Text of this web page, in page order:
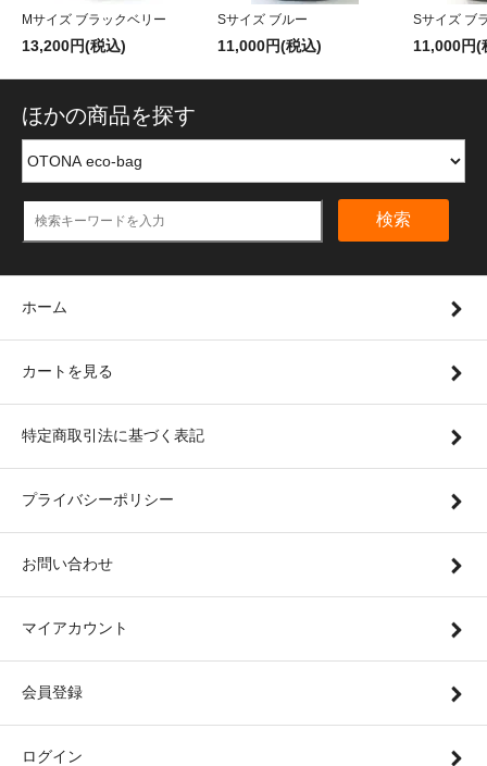
Mサイズ ブラックベリー
13,200円(税込)
Sサイズ ブルー
11,000円(税込)
Sサイズ ブ
11,000円(
ほかの商品を探す
検索
ホーム
カートを見る
特定商取引法に基づく表記
プライバシーポリシー
お問い合わせ
マイアカウント
会員登録
ログイン